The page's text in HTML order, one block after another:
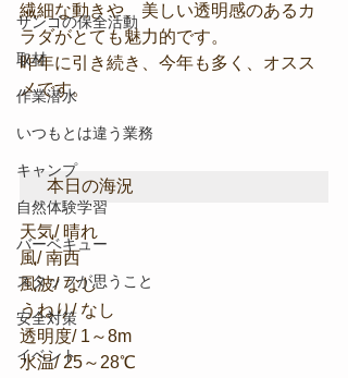
サンゴの保全活動
取材
作業潜水
いつもとは違う業務
キャンプ
自然体験学習
バーベキュー
スタッフが思うこと
安全対策
イベント
繊細な動きや、美しい透明感のあるカ
ラダがとても魅力的です。
昨年に引き続き、今年も多く、オスス
メです。
本日の海況
天気/ 晴れ
風/ 南西
風波/ なし
うねり/ なし
透明度/ 1～8m
水温/ 25～28℃